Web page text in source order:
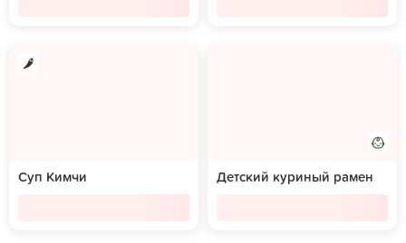
Суп Кимчи Детский куриный рамен